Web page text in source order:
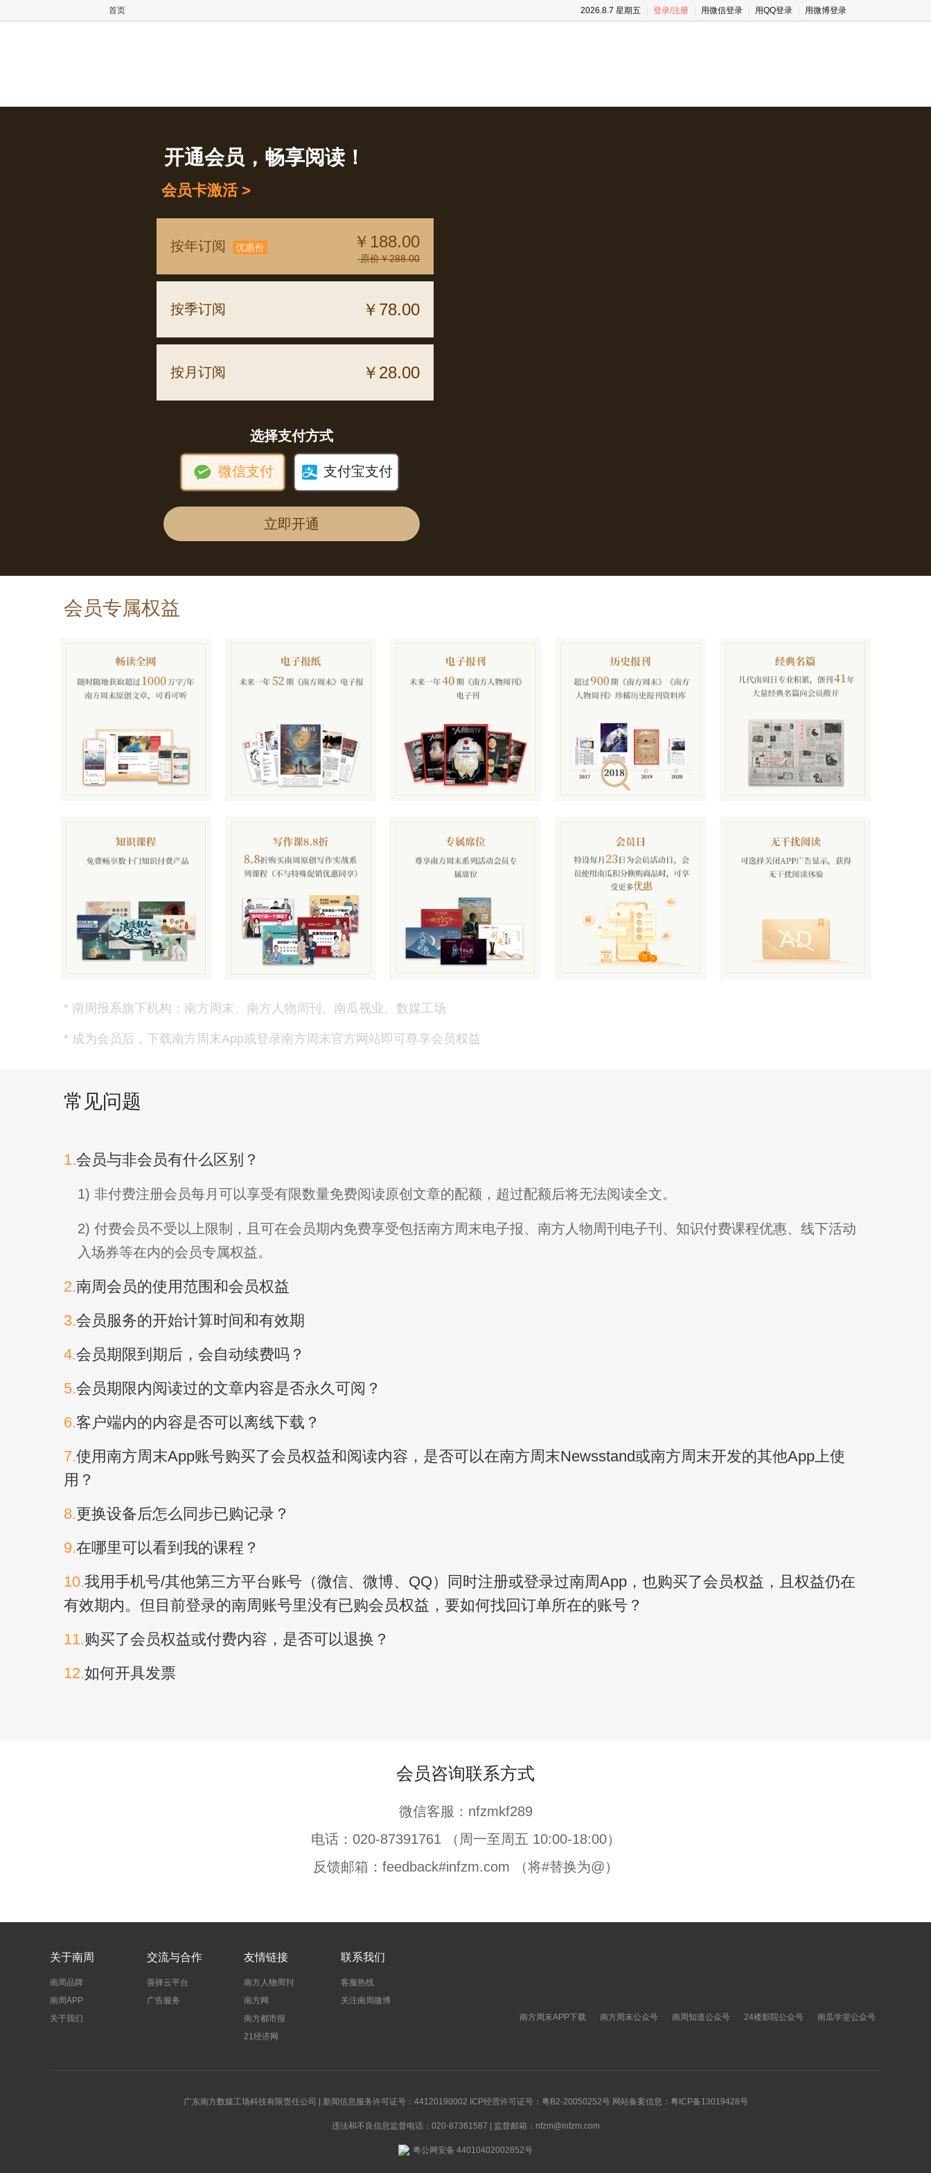
首页 2026.8.7 星期五 登录/注册 用微信登录 用QQ登录 用微博登录
开通会员，畅享阅读！
会员卡激活 >
按年订阅 优惠价 ￥188.00
原价￥288.00
按季订阅 ￥78.00
按月订阅 ￥28.00
选择支付方式
 微信支付  支付宝支付
立即开通
会员专属权益
* 南周报系旗下机构：南方周末、南方人物周刊、南瓜视业、数媒工场
* 成为会员后，下载南方周末App或登录南方周末官方网站即可尊享会员权益
常见问题
1.会员与非会员有什么区别？
1) 非付费注册会员每月可以享受有限数量免费阅读原创文章的配额，超过配额后将无法阅读全文。
2) 付费会员不受以上限制，且可在会员期内免费享受包括南方周末电子报、南方人物周刊电子刊、知识付费课程优惠、线下活动
入场券等在内的会员专属权益。
2.南周会员的使用范围和会员权益
3.会员服务的开始计算时间和有效期
4.会员期限到期后，会自动续费吗？
5.会员期限内阅读过的文章内容是否永久可阅？
6.客户端内的内容是否可以离线下载？
7.使用南方周末App账号购买了会员权益和阅读内容，是否可以在南方周末Newsstand或南方周末开发的其他App上使
用？
8.更换设备后怎么同步已购记录？
9.在哪里可以看到我的课程？
10.我用手机号/其他第三方平台账号（微信、微博、QQ）同时注册或登录过南周App，也购买了会员权益，且权益仍在
有效期内。但目前登录的南周账号里没有已购会员权益，要如何找回订单所在的账号？
11.购买了会员权益或付费内容，是否可以退换？
12.如何开具发票
会员咨询联系方式
微信客服：nfzmkf289
电话：020-87391761 （周一至周五 10:00-18:00）
反馈邮箱：feedback#infzm.com （将#替换为@）
关于南周
南周品牌
南周APP
关于我们
交流与合作
善择云平台
广告服务
友情链接
南方人物周刊
南方网
南方都市报
21经济网
联系我们
客服热线
关注南周微博
南方周末APP下载
南方周末公众号 南周知道公众号 24楼影院公众号 南瓜学堂公众号
广东南方数媒工场科技有限责任公司 | 新闻信息服务许可证号：44120190002 ICP经营许可证号：粤B2-20050252号 网站备案信息： 粤ICP备13019428号
违法和不良信息监督电话：020-87361587 | 监督邮箱：nfzm@infzm.com
粤公网安备 44010402002852号